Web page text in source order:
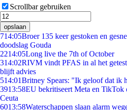
Scrollbar gebruiken
opslaan
714:05Broer 135 keer gestoken en
doodslag Gouda
2214:05Long live the 7th of October
314:02RIVM vindt PFAS in al het
blijft advies
514:01Britney Spears: "Ik geloof dat ik
3913:58EU bekritiseert Meta en TikTok
Ceuta
6013:58Waterschappen slaan alarm